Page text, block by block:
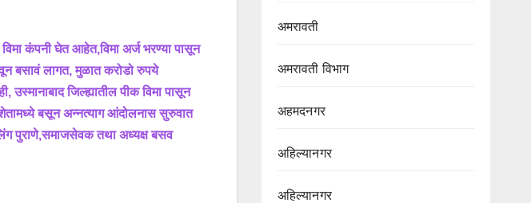
कंपनी घेत आहेत,विमा अर्ज भरण्या पासून
बसावं लागत, मुळात करोडो रुपये
जिल्ह्यातील पीक विमा पासून
बसून अन्नत्याग आंदोलनास सुरुवात
पुराणे,समाजसेवक तथा अध्यक्ष बसव
अमरावती
अमरावती विभाग‌
अहमदनगर
अहिल्यानगर
अहिल्यानगर